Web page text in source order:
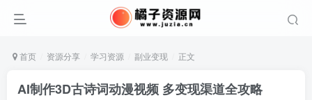
首页 资源分享 学习资源 副业变现 正文
AI制作3D古诗词动漫视频 多变现渠道全攻略